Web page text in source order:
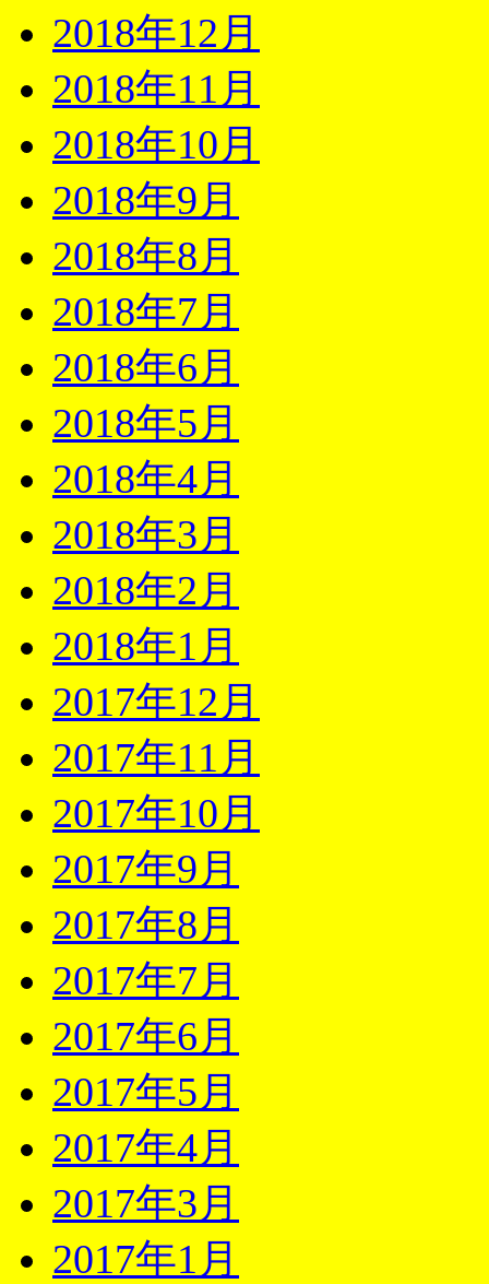
2018年12月
2018年11月
2018年10月
2018年9月
2018年8月
2018年7月
2018年6月
2018年5月
2018年4月
2018年3月
2018年2月
2018年1月
2017年12月
2017年11月
2017年10月
2017年9月
2017年8月
2017年7月
2017年6月
2017年5月
2017年4月
2017年3月
2017年1月